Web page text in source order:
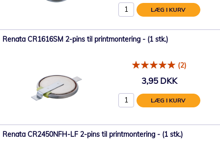
LÆG I KURV
Renata CR1616SM 2-pins til printmontering - (1 stk.)
(2)
3,95 DKK
LÆG I KURV
Renata CR2450NFH-LF 2-pins til printmontering - (1 stk.)